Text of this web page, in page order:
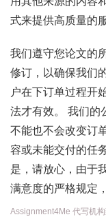
式来提供高质量的
我们遵守您论文的
修订，以确保我们
户在下订单过程开
法才有效。 我们的
不能也不会改变订
容或未能交付的任
是，请放心，由于
满意度的严格规定
Assignment4Me 代写机